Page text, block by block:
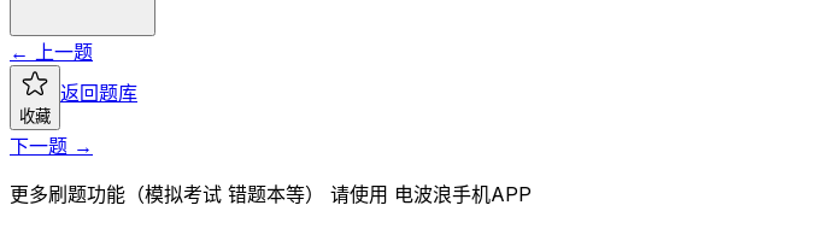
← 上一题
收藏
返回题库
下一题 →
更多刷题功能（模拟考试 错题本等） 请使用 电波浪手机APP